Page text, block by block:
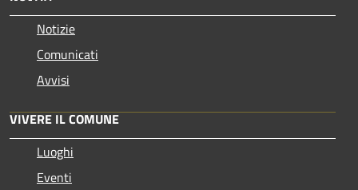
Notizie
Comunicati
Avvisi
VIVERE IL COMUNE
Luoghi
Eventi